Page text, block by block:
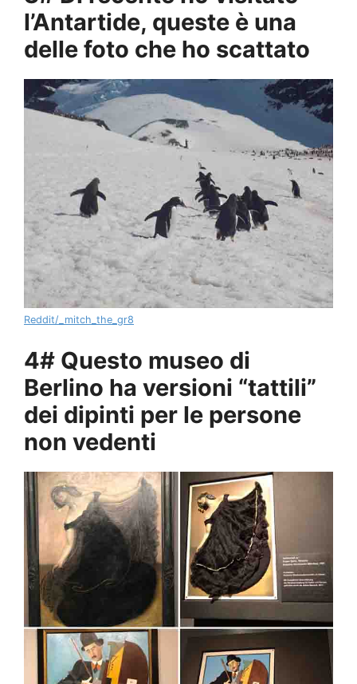
l’Antartide, queste è una
delle foto che ho scattato
Reddit/_mitch_the_gr8
4# Questo museo di
Berlino ha versioni “tattili”
dei dipinti per le persone
non vedenti